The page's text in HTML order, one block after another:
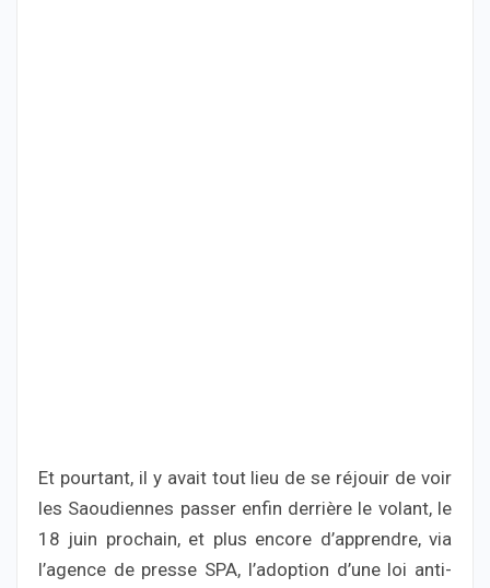
Et pourtant, il y avait tout lieu de se réjouir de voir
les Saoudiennes passer enfin derrière le volant, le
18 juin prochain, et plus encore d’apprendre, via
l’agence de presse SPA, l’adoption d’une loi anti-